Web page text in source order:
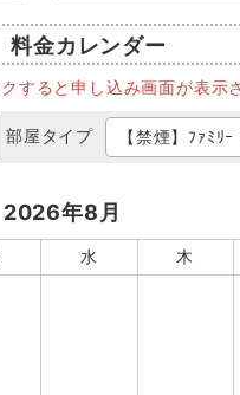
料金カレンダー
すると申し込み画面が表示
部屋タイプ
2026年8月
水 木